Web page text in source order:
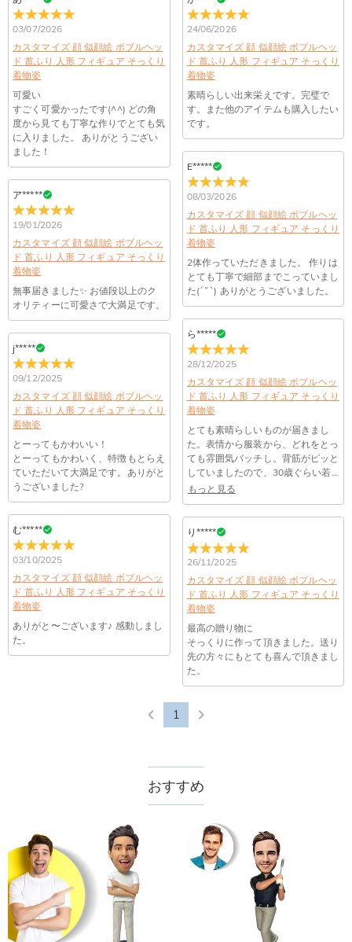
③写真のみからの製作ですので、職人の感性とお客様の感性が異なる場合がご
ざいますので、ハンドメイドならではの風合いをお楽しみ下さい。
④ハンドメイド作品のため、製作(焼成)過程によって、軽微な汚れ、細かい傷
や凸凹などはご了承下さい。暖かみのある作品だと思って頂けると幸いです。
ご注意：こちらの商品は頭のみの制作になりますが、もし全身(頭＆服＆靴＆
ポーズ)を制作希望の場合には、ホームページの一番下のメールアドレスに連
絡をお願い致します。また着物の細かな柄により、追加料金がかかる場合があ
ります。あらかじめご了承ください。
商品仕様
素材:樹脂粘土
03/07/2026
カスタマイズ 顔 似顔絵 ボブルヘッ
ド 首ふり 人形 フィギュア そっくり
着物姿
可愛い
すごく可愛かったです(^^) どの角
度から見ても丁寧な作りでとても気
に入りました。 ありがとうござい
ました！
ア*****
19/01/2026
カスタマイズ 顔 似顔絵 ボブルヘッ
ド 首ふり 人形 フィギュア そっくり
着物姿
無事届きました✨ お値段以上のク
オリティーに可愛さで大満足です。
j*****
09/12/2025
カスタマイズ 顔 似顔絵 ボブルヘッ
ド 首ふり 人形 フィギュア そっくり
着物姿
とーってもかわいい！
とーってもかわいく、特徴もとらえ
ていただいて大満足です。ありがと
うございました?
む*****
03/10/2025
カスタマイズ 顔 似顔絵 ボブルヘッ
ド 首ふり 人形 フィギュア そっくり
着物姿
ありがと〜ございます♪ 感動しまし
た。
24/06/2026
カスタマイズ 顔 似顔絵 ボブルヘッ
ド 首ふり 人形 フィギュア そっくり
着物姿
素晴らしい出来栄えです。完璧で
す。また他のアイテムも購入したい
です。
E*****
08/03/2026
カスタマイズ 顔 似顔絵 ボブルヘッ
ド 首ふり 人形 フィギュア そっくり
着物姿
2体作っていただきました。 作りは
とても丁寧で細部までこっていまし
た(´ ˘ `) ありがとうございました。
ら*****
28/12/2025
カスタマイズ 顔 似顔絵 ボブルヘッ
ド 首ふり 人形 フィギュア そっくり
着物姿
とても素晴らしいものが届きまし
た。表情から服装から、どれをとっ
ても雰囲気バッチし。背筋がピッと
していましたので、30歳ぐらい若
返った感じですが、それはそれで、
もっと見る
り*****
26/11/2025
カスタマイズ 顔 似顔絵 ボブルヘッ
ド 首ふり 人形 フィギュア そっくり
着物姿
最高の贈り物に
そっくりに作って頂きました。送り
先の方々にもとても喜んで頂きまし
た。
1
送料はいくらですか？
送料は配送方法によって異なります。通常配送は送料が1,620
円で、11,700円以上で無料になります。速達配送は送料が
4,680円になります。ご注文金額が25,200以上なら速達配送も
無料となります。（一部離島や遠方へご発送の場合、中継料が
別途加算されます。）
注文した商品はいつ届きますか？
認してから制作となります。大量生産品ではなく、一つ一つ手
でお作りしており、予定作業時間は商品ページに記載しており
ます。そしてご購入の際にお選び頂いた「配送方法」の選択に
よって、お届け日数が異なります。詳細は配送についてまでご
確認ください。.
商品に納品書などの明細書は同梱されますか？
ご注文の納品書・領収書といった明細書は商品に同梱しており
ません。領収書発行をご希望の場合は、ご注文明細をメールに
てご確認ください。
商品を海外へ直接発送することは可能でしょうか。
はい、対応可能です。海外配送をご希望の場合は、カスタマー
サポートまで詳しい海外配送先情報をお送りください。配送先
の国・地域によって送料が異なります。また、海外配送の際は
受取人様に関税が発生する場合がございます。
返品・交換はできますか？
お客様が商品受け取り後、60日以内の未使用品の返品は可能で
す。受注生産品のため、返品は50%の返品手数料(材料費)が発
生致します。詳細は
キャンセル/返品についてまでご確認くだ
さい。.
注文＆支払いについて
注文後に注文の内容を変更できますか？
もし注文確認メールをご確認後、注文内容に間違いでもありま
したら、至急カスタマーサポート【Eメール：
service@drawelry.jp】までご連絡ください。ご連絡頂く時に注
文番号もお送りください。
Drawelryからのメールが届きません。
Drawelryからのメールが届いていない場合、次の可能性が考え
られます。原因①迷惑メールフォルダに移動されている。解決
策：迷惑メールフォルダに届いているDrawelryからのメールを
迷惑メールでないよう操作して、service@drawelry.jp からの
メールが正しく届くように、迷惑メールフィルターの設定を変
更してください。原因②通信状態などによりメールの到着が遅
れている。解決策：数時間たっても届かない場合は、今後お送
りするメールも遅れる可能性がありますので、別のメールアド
レスからお名前とご住所を記載したメールを
service@drawelry.jp へ送信してください。原因③メールアド
レスの入力に誤りがある。解決策：お名前とご住所を記載した
メールを service@drawelry.jp へ送信してください。
支払方法は何がありますか？
お支払い方法は、クレジットカード、コンビニ前払い、
Paypal、ApplePay、GooglePayからお選びいただけます。
コンビニ前払いのお支払い期限はいつまででしょう
か
コンビニ前払いのお支払い期限はご注文から 6 日間となりま
す。
支払い情報は保護されますか？
お支払い情報は高度なセキュリティで保護されております。お
客様のお支払い情報は当社のサーバーに一切保存されません。
Paypal又はクレジットカート発行会社によって処理されます。
個人情報は保護されますか？
当社では、個人情報保護を目的としたコンプライアンスに則
り、プライバシーポリシーを定めています。お客様に安心かつ
安全にご利用いただけるよう最善の注意を払い、個人情報を厳
確認ください
おすすめ